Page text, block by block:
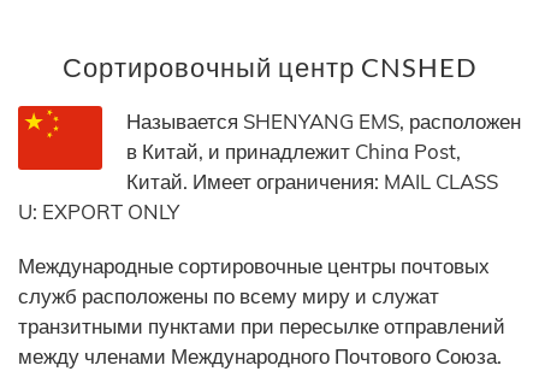
Сортировочный центр CNSHED
Называется SHENYANG EMS, расположен
в Китай, и принадлежит China Post,
Китай. Имеет ограничения: MAIL CLASS
U: EXPORT ONLY
Международные сортировочные центры почтовых
служб расположены по всему миру и служат
транзитными пунктами при пересылке отправлений
между членами Международного Почтового Союза.